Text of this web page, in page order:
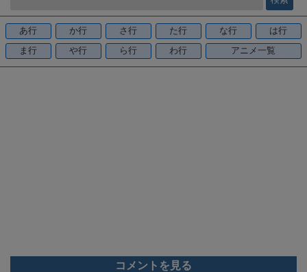
o
o
k
あ行 か行 さ行 た行 な行
は行
ま行
や行 ら行 わ行 アニメ一覧
コメントを見る